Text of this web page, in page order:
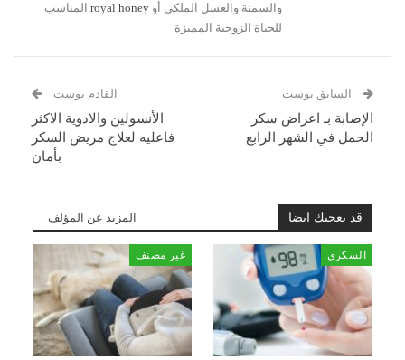
والسمنة والعسل الملكي أو royal honey المناسب
للحياة الزوجية المميزة
السابق بوست
الإصابة بـ اعراض سكر
الحمل في الشهر الرابع
القادم بوست
الأنسولين والادوية الاكثر
فاعليه لعلاج مريض السكر
بأمان
قد يعجبك ايضا المزيد عن المؤلف
السكري غير مصنف